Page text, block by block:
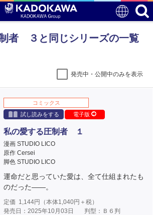
者 ３と同じシリーズの一覧
発売中・公開中のみを表示
コミックス
試し読みをする
電子版
私の愛する圧制者 １
漫画 STUDIO LICO
原作 Cersei
脚色 STUDIO LICO
運命だと思っていた愛は、全て仕組まれたも
のだった――。
定価 1,144円（本体1,040円＋税）
発売日：2025年10月03日
判型：Ｂ６判